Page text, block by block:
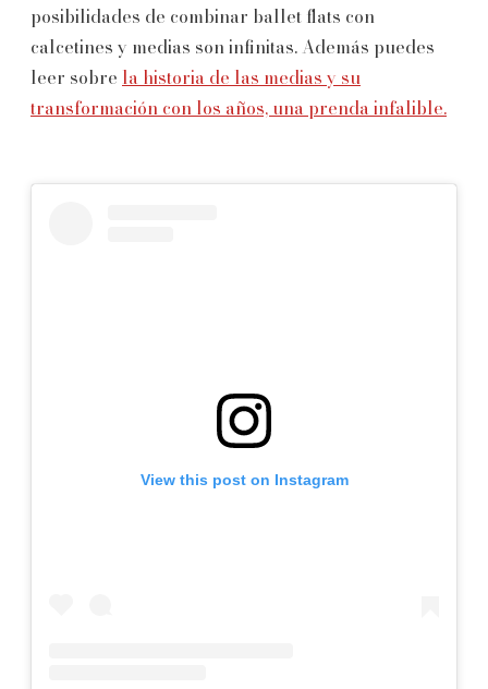
posibilidades de combinar ballet flats con
calcetines y medias son infinitas. Además puedes
leer sobre la historia de las medias y su
transformación con los años, una prenda infalible.
View this post on Instagram